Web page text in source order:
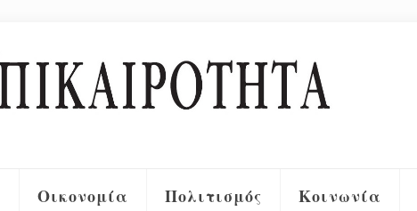
Οικονομία Πολιτισμός Κοινωνία